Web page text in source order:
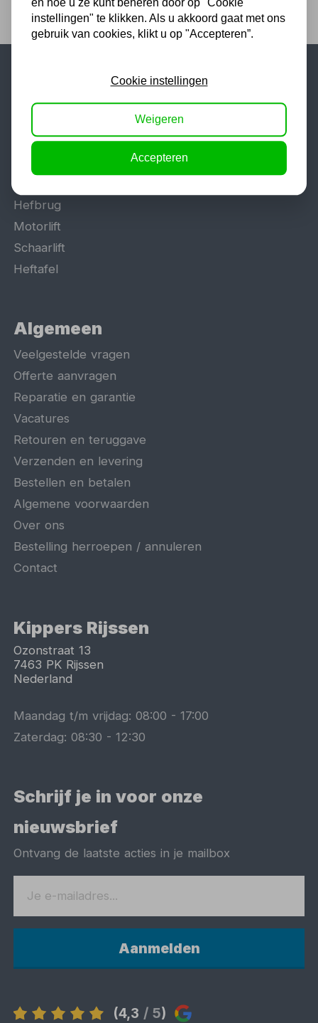
Populaire categorieën
Lasapparaat
Hefbrug
Motorlift
Schaarlift
Heftafel
Algemeen
Veelgestelde vragen
Offerte aanvragen
Reparatie en garantie
Vacatures
Retouren en teruggave
Verzenden en levering
Bestellen en betalen
Algemene voorwaarden
Over ons
Bestelling herroepen / annuleren
Contact
Kippers Rijssen
Ozonstraat 13
7463 PK Rijssen
Nederland
Maandag t/m vrijdag:08:00 -17:00
Zaterdag:08:30 -12:30
Schrijf je in voor onze
nieuwsbrief
Ontvang de laatste acties in je mailbox
Aanmelden
(4,3 / 5)
en hoe u ze kunt beheren door op "Cookie
instellingen" te klikken. Als u akkoord gaat met ons
gebruik van cookies, klikt u op "Accepteren”.
Cookie instellingen
Weigeren
Accepteren